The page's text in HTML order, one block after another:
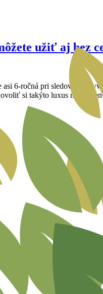
užiť aj bez
asi 6-ročná pri sledovaní
si takýto luxus mohol